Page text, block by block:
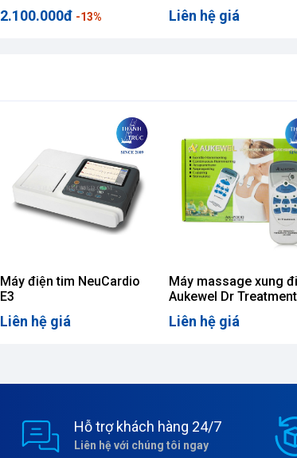
2.100.000đ -13% Liên hệ giá
Máy điện tim NeuCardio
E3
Liên hệ giá
Máy massage xung
Aukewel Dr Treatment
2000
Liên hệ giá
Hỗ trợ khách hàng 24/7
Liên hệ với chúng tôi ngay